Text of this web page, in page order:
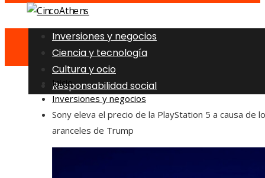
Inversiones y negocios
Ciencia y tecnología
Cultura y ocio
Responsabilidad social
Inicio
Inversiones y negocios
Sony eleva el precio de la PlayStation 5 a causa de
aranceles de Trump